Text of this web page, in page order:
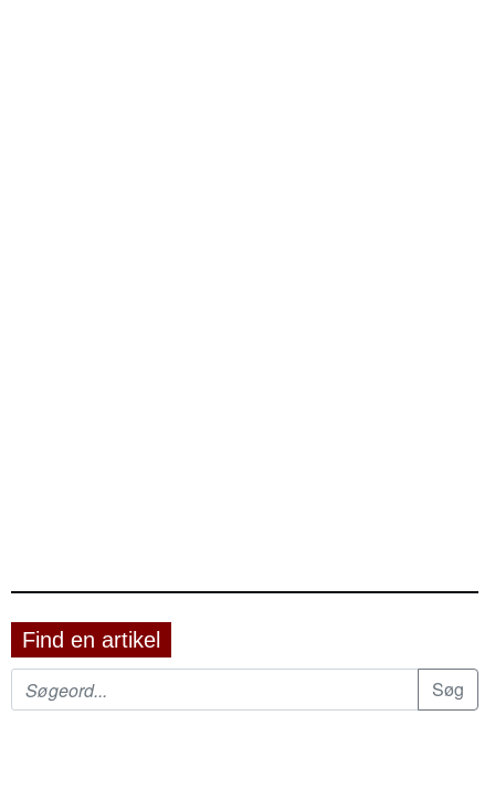
Find en artikel